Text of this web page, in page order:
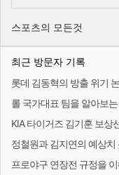
스포츠의 모든것
최근 방문자 기록
롯데 김동혁의 방출 위기
롤 국가대표 팀을 알아보
KIA 타이거즈 김기훈 보상
정철원과 김지연의 예상
프로야구 연장전 규정을